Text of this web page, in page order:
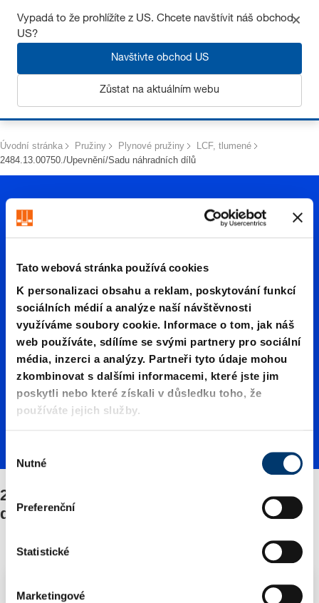
Tato webová stránka používá cookies
K personalizaci obsahu a reklam, poskytování funkcí
sociálních médií a analýze naší návštěvnosti
využíváme soubory cookie. Informace o tom, jak náš
web používáte, sdílíme se svými partnery pro sociální
média, inzerci a analýzy. Partneři tyto údaje mohou
zkombinovat s dalšími informacemi, které jste jim
poskytli nebo které získali v důsledku toho, že
používáte jejich služby.
ě
r
Nutné
Preferenční
Statistické
Marketingové
Získejte až 7% slevu – klikněte zde pro víceinformací
Úvodní stránka Pružiny Plynové pružiny
LCF, tlumené
2484.13.00750./Upevnění/Sadu náhradních dílů
2484.13.
00750./
Upevně
ní/Sadu
náhradn
ích dílů
2484.13.00750./Upevnění/Sadu náhradních
dílů
Vypadá to že prohlížíte z US. Chcete navštívit náš obchod
US?
Navštivte obchod US
Zůstat na aktuálním webu